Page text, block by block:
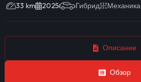
33 km 2025 Гибрид Механика
Описание
Обзор